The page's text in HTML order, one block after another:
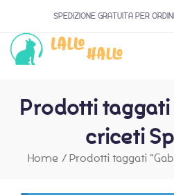
SPEDIZIONE GRATUITA PER
Prodotti
criceti
Home / Prodotti taggati